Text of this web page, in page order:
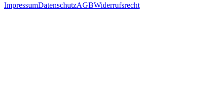
ImpressumDatenschutzAGBWiderrufsrecht